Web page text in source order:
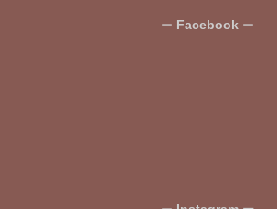
ー Facebook ー